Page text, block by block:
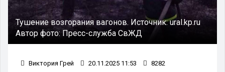
Тушение возгорания вагонов. Источник:ural.kp.ru
Автор фото: Пресс-служба СвЖД
Виктория Грей 20.11.2025 11:53 8282